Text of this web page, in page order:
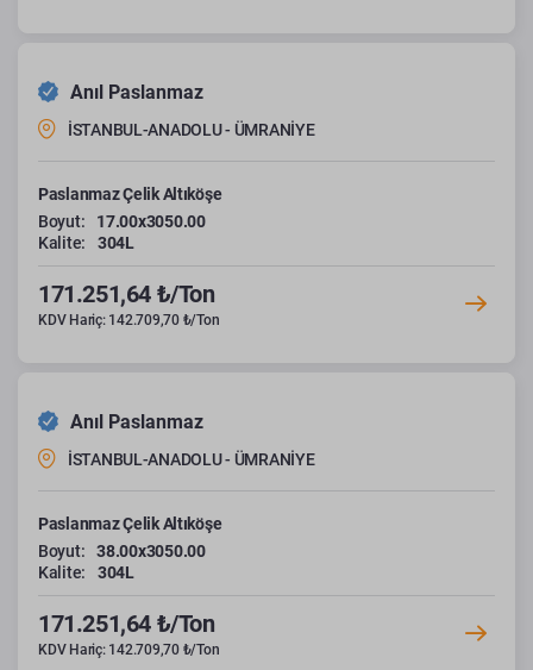
Anıl Paslanmaz
İSTANBUL-ANADOLU - ÜMRANİYE
Paslanmaz Çelik Altıköşe
Boyut:
17.00x3050.00
Kalite:
304L
171.251,64 ₺/Ton
KDV Hariç: 142.709,70 ₺/Ton
Anıl Paslanmaz
İSTANBUL-ANADOLU - ÜMRANİYE
Paslanmaz Çelik Altıköşe
Boyut:
38.00x3050.00
Kalite:
304L
171.251,64 ₺/Ton
KDV Hariç: 142.709,70 ₺/Ton